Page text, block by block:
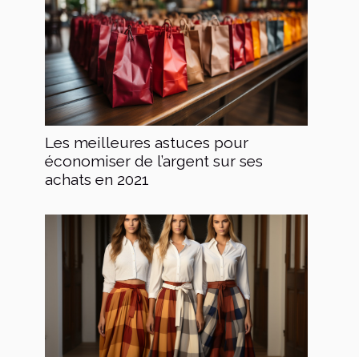
Les meilleures astuces pour
économiser de l’argent sur ses
achats en 2021